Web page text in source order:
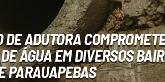
DE ADUTORA
ÁGUA EM DIVERSOS
PARAUAPEBAS